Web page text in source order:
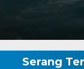
Serang